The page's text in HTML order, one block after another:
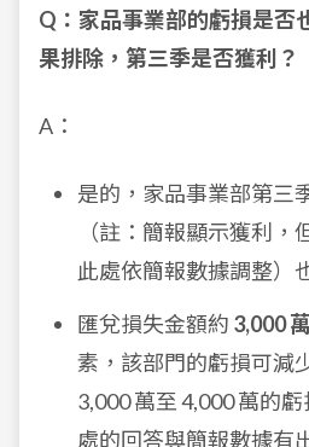
Q：家品事業部的虧損是否
果排除，第三季是否獲利？
A：
是的，家品事業部第三
（註：簡報顯示獲利，
此處依簡報數據調整）
匯兌損失金額約 3,000
素，該部門的虧損可減
3,000 萬至 4,000 萬的
處的回答與簡報數據有